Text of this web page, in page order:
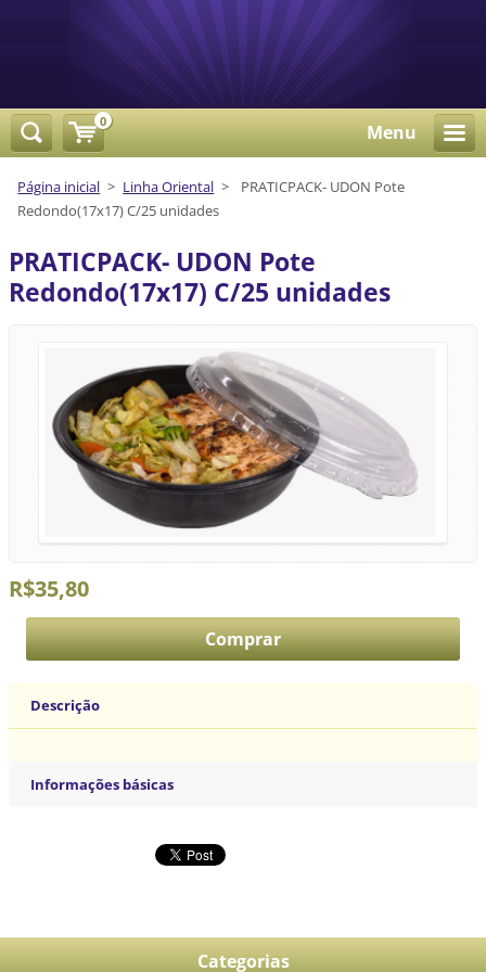
Menu
Página inicial > Linha Oriental >
PRATICPACK- UDON Pote
Redondo(17x17) C/25 unidades
PRATICPACK- UDON Pote
Redondo(17x17) C/25 unidades
R$35,80
Descrição
Informações básicas
Categorias
0